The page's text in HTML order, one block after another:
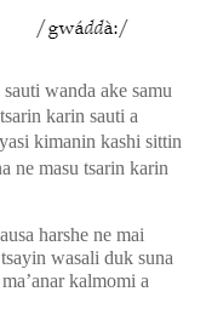
wanda ake samu
karin sauti a
kimanin kashi sittin
ne masu tsarin karin
harshe ne mai
wasali duk suna
kalmomi a